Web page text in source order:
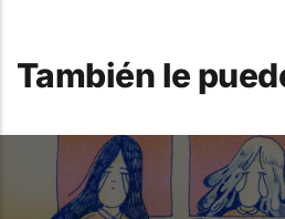
También le